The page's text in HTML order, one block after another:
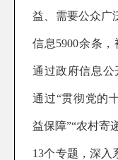
益、需要公众广
信息5900余条，
通过政府信息公
通过“贯彻党的
益保障”“农村寄
13个专题，深入